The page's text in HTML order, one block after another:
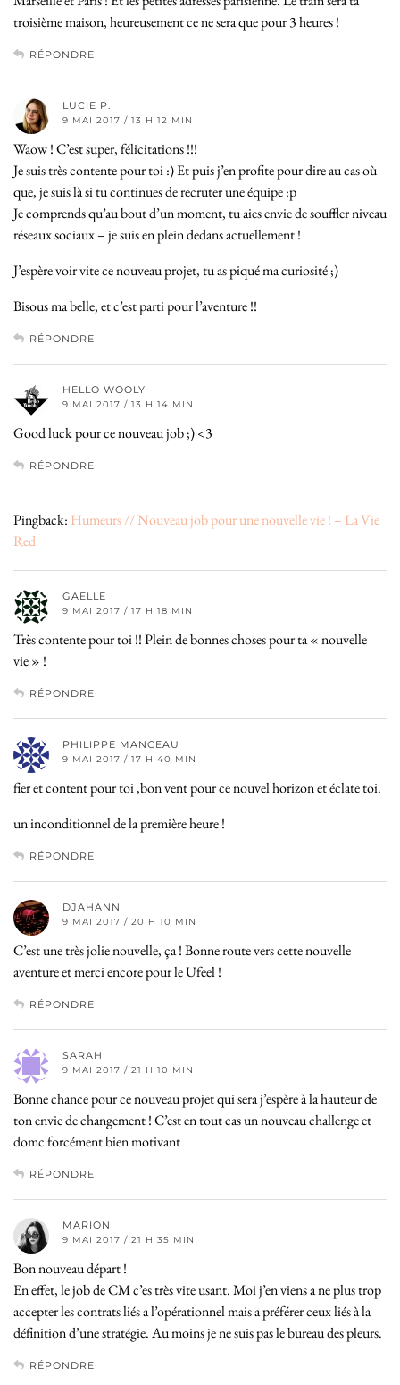
troisième maison, heureusement ce ne sera que pour 3 heures !
RÉPONDRE
LUCIE P.
9 MAI 2017 / 13 H 12 MIN
Waow ! C’est super, félicitations !!!
Je suis très contente pour toi :) Et puis j’en profite pour dire au cas où
que, je suis là si tu continues de recruter une équipe :p
Je comprends qu’au bout d’un moment, tu aies envie de souffler niveau
réseaux sociaux – je suis en plein dedans actuellement !
J’espère voir vite ce nouveau projet, tu as piqué ma curiosité ;)
Bisous ma belle, et c’est parti pour l’aventure !!
RÉPONDRE
HELLO WOOLY
9 MAI 2017 / 13 H 14 MIN
Good luck pour ce nouveau job ;) <3
RÉPONDRE
Pingback: Humeurs // Nouveau job pour une nouvelle vie ! – La Vie
Red
GAELLE
9 MAI 2017 / 17 H 18 MIN
Très contente pour toi !! Plein de bonnes choses pour ta « nouvelle
vie » !
RÉPONDRE
PHILIPPE MANCEAU
9 MAI 2017 / 17 H 40 MIN
fier et content pour toi ,bon vent pour ce nouvel horizon et éclate toi.
un inconditionnel de la première heure !
RÉPONDRE
DJAHANN
9 MAI 2017 / 20 H 10 MIN
C’est une très jolie nouvelle, ça ! Bonne route vers cette nouvelle
aventure et merci encore pour le Ufeel !
RÉPONDRE
SARAH
9 MAI 2017 / 21 H 10 MIN
Bonne chance pour ce nouveau projet qui sera j’espère à la hauteur de
ton envie de changement ! C’est en tout cas un nouveau challenge et
domc forcément bien motivant
RÉPONDRE
MARION
9 MAI 2017 / 21 H 35 MIN
Bon nouveau départ !
En effet, le job de CM c’es très vite usant. Moi j’en viens a ne plus trop
accepter les contrats liés a l’opérationnel mais a préférer ceux liés à la
définition d’une stratégie. Au moins je ne suis pas le bureau des pleurs.
RÉPONDRE